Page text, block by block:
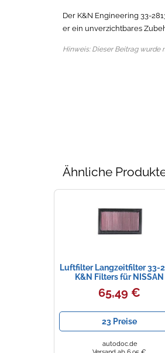
Der K&N Engineering 33-
er ein unverzichtbares
Hinweis: Dieser Beitrag wurde
Ähnliche
Luftfilter Langzeitfilter 33-
K&N Filters für NISSAN
RENAULT
65,49 €
23 Preise
autodoc.de